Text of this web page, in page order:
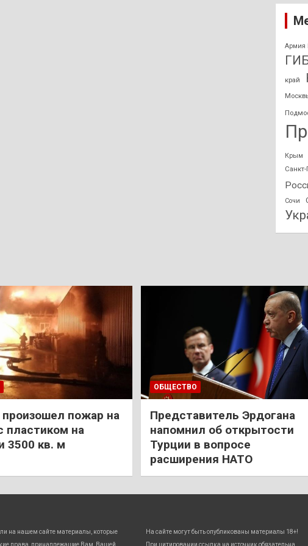
Армия
край
Крым
Санкт-
Сочи
пожар на
пластиком на
3500 кв. м
ОБЩЕСТВО
Представитель Эрдогана
напомнил об открытости
Турции в вопросе
расширения НАТО
на нашем сайте материалы, которые
права, принадлежащие Вам, Вашей
На сайте могут быть опубликованы материалы 18+!
При цитировании ссылка на источник обязательна.